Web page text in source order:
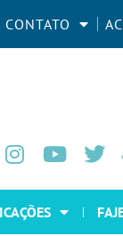
CONTATO